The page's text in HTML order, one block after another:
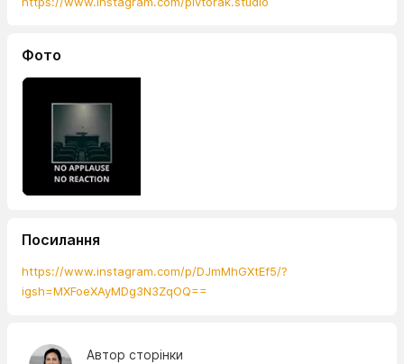
Фото
Посилання
https://www.instagram.com/p/DJmMhGXtEf5/?
igsh=MXFoeXAyMDg3N3ZqOQ==
Автор сторінки